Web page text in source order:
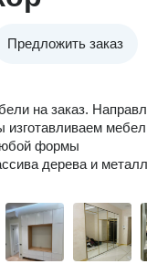
Предложить заказ
на заказ.
формы
дерева и